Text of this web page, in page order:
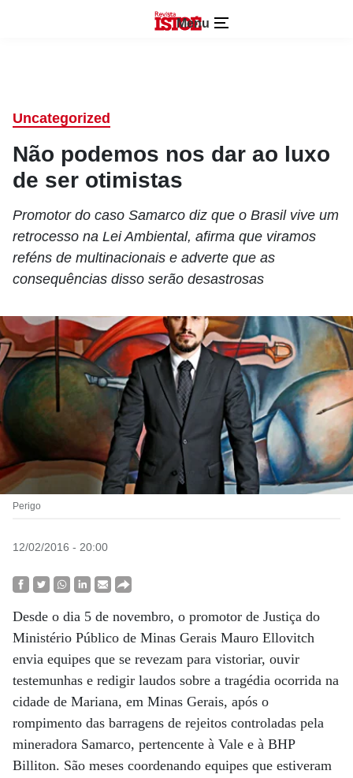
Menu
Uncategorized
Não podemos nos dar ao luxo
de ser otimistas
Promotor do caso Samarco diz que o Brasil vive um
retrocesso na Lei Ambiental, afirma que viramos
reféns de multinacionais e adverte que as
consequências disso serão desastrosas
Perigo
12/02/2016 - 20:00
Desde o dia 5 de novembro, o promotor de Justiça do
Ministério Público de Minas Gerais Mauro Ellovitch
envia equipes que se revezam para vistoriar, ouvir
testemunhas e redigir laudos sobre a tragédia ocorrida na
cidade de Mariana, em Minas Gerais, após o
rompimento das barragens de rejeitos controladas pela
mineradora Samarco, pertencente à Vale e à BHP
Billiton. São meses coordenando equipes que estiveram